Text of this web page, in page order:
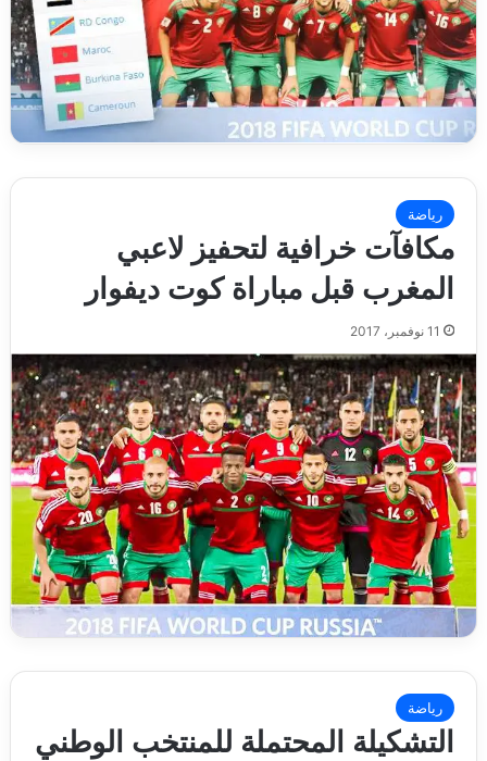
رياضة
مكافآت خرافية لتحفيز لاعبي
المغرب قبل مباراة كوت ديفوار
11 نوفمبر، 2017
رياضة
التشكيلة المحتملة للمنتخب الوطني